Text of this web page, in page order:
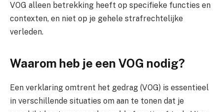
VOG alleen betrekking heeft op specifieke functies en
contexten, en niet op je gehele strafrechtelijke
verleden.
Waarom heb je een VOG nodig?
Een verklaring omtrent het gedrag (VOG) is essentieel
in verschillende situaties om aan te tonen dat je